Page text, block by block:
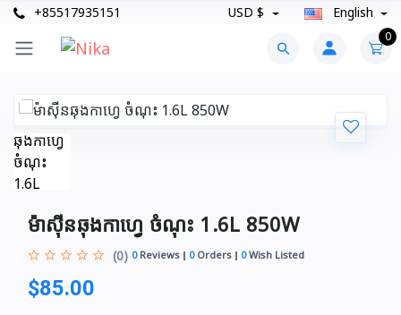
+85517935151 USD $ English
0
ម៉ាស៊ីនឆុងកាហ្វេ ចំណុះ 1.6L 850W
(0) 0Reviews 0Orders 0Wish Listed
$85.00